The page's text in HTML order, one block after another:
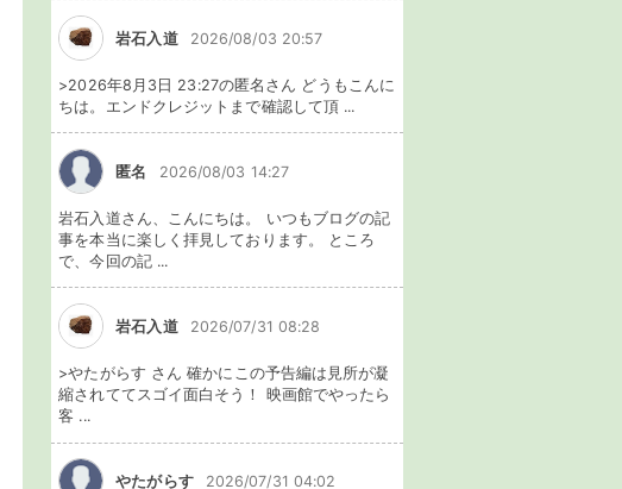
岩石入道 2026/08/03 20:57
>2026年8月3日 23:27の匿名さん どうもこんに
ちは。エンドクレジットまで確認して頂 ...
匿名 2026/08/03 14:27
岩石入道さん、こんにちは。 いつもブログの記
事を本当に楽しく拝見しております。 ところ
で、今回の記 ...
岩石入道 2026/07/31 08:28
>やたがらす さん 確かにこの予告編は見所が凝
縮されててスゴイ面白そう！ 映画館でやったら
客 ...
やたがらす 2026/07/31 04:02